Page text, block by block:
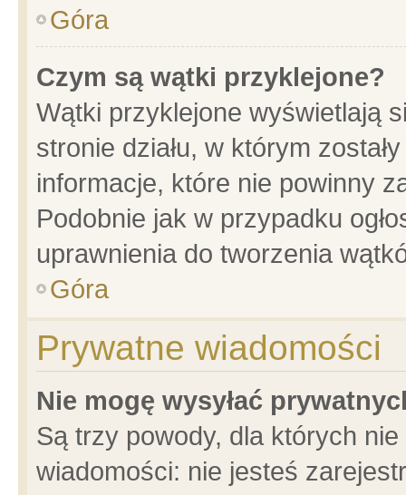
Góra
Czym są wątki przyklejone?
Wątki przyklejone wyświetlają
stronie działu, w którym
informacje, które nie powinny
Podobnie jak w przypadku
uprawnienia do tworzenia
Góra
Prywatne wiadomości
Nie mogę wysyłać
Są trzy powody, dla których
wiadomości: nie jesteś